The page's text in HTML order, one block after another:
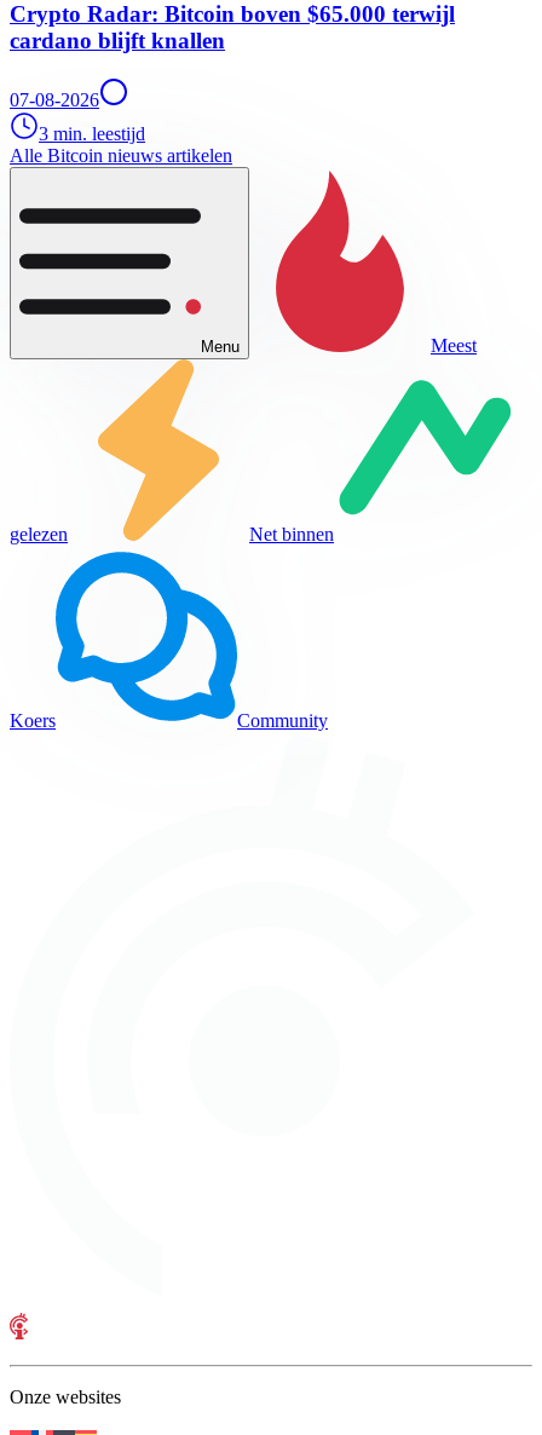
Crypto Radar: Bitcoin boven $65.000 terwijl
cardano blijft knallen
07-08-2026
3 min. leestijd
Alle Bitcoin nieuws artikelen
Menu Meest
gelezen Net binnen
Koers Community
Onze websites